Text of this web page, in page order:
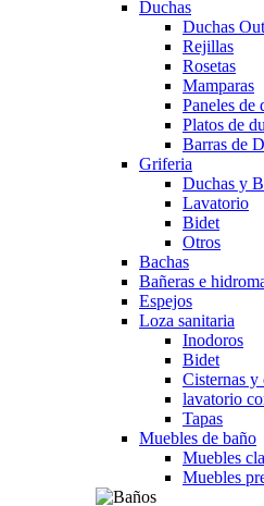
Duchas
Duchas
Rejillas
Rosetas
Mamparas
Paneles de
Platos de
Barras de
Griferia
Duchas y
Lavatorio
Bidet
Otros
Bachas
Bañeras e
Espejos
Loza sanitaria
Inodoros
Bidet
Cisternas y
lavatorio
Tapas
Muebles de baño
Muebles
Muebles